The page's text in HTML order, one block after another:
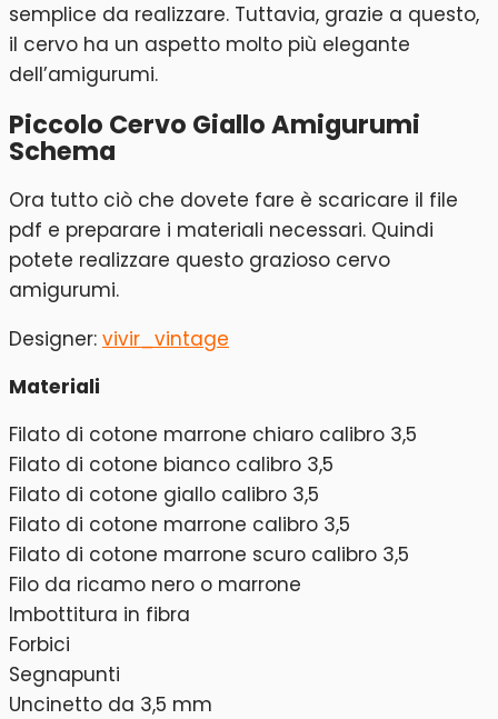
semplice da realizzare. Tuttavia, grazie a questo,
il cervo ha un aspetto molto più elegante
dell’amigurumi.
Piccolo Cervo Giallo Amigurumi
Schema
Ora tutto ciò che dovete fare è scaricare il file
pdf e preparare i materiali necessari. Quindi
potete realizzare questo grazioso cervo
amigurumi.
Designer: vivir_vintage
Materiali
Filato di cotone marrone chiaro calibro 3,5
Filato di cotone bianco calibro 3,5
Filato di cotone giallo calibro 3,5
Filato di cotone marrone calibro 3,5
Filato di cotone marrone scuro calibro 3,5
Filo da ricamo nero o marrone
Imbottitura in fibra
Forbici
Segnapunti
Uncinetto da 3,5 mm